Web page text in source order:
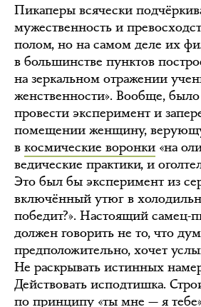
Пикаперы всячески
мужественность и
полом, но на самом деле их
в большинстве пунктов
на зеркальном отражении
женственности». Вообще,
провести эксперимент и
помещении женщину,
в космические воронки «на
ведические практики, и
Это был бы эксперимент из
включённый утюг в
победит?». Настоящий самец-
должен говорить не то, что
предположительно, хочет
Не раскрывать истинных
Действовать исподтишка.
по принципу «ты мне — я